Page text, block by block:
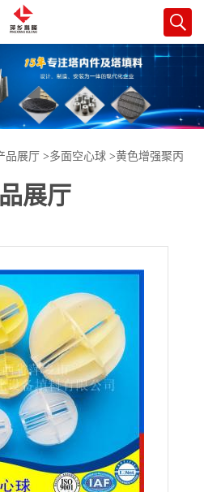
品展厅 >多面空心球 >黄色增强聚丙
塔接触反应塔专用
展厅